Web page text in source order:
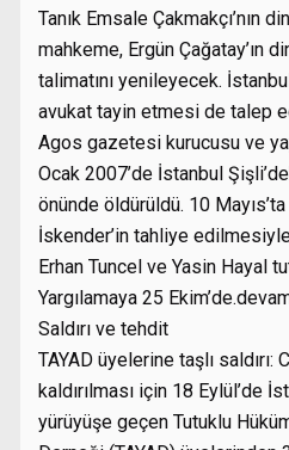
Tanık Emsale Çakmakçı’nın
mahkeme, Ergün Çağatay’ın
talimatını yenileyecek.
avukat tayin etmesi de talep
Agos gazetesi kurucusu ve
Ocak 2007’de İstanbul
önünde öldürüldü. 10
İskender’in tahliye
Erhan Tuncel ve Yasin Hayal
Yargılamaya 25
Saldırı ve tehdit
TAYAD üyelerine taşlı
kaldırılması için 18 Eylül’de
yürüyüşe geçen Tutuklu